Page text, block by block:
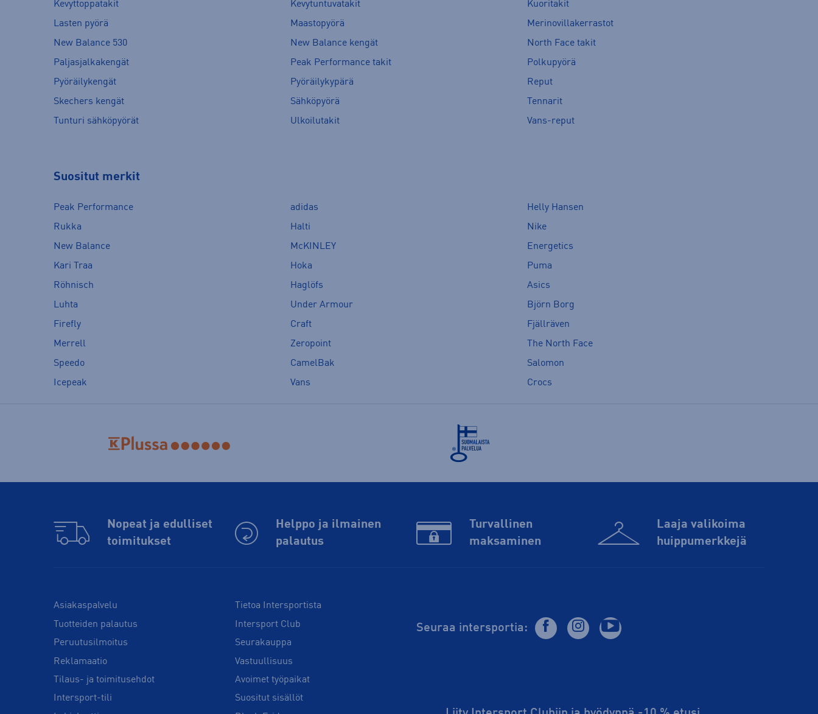
Kevyttoppatakit
Kevytuntuvatakit
Kuoritakit
Lasten pyörä
Maastopyörä
Merinovillakerrastot
New Balance 530
New Balance kengät
North Face takit
Paljasjalkakengät
Peak Performance takit
Polkupyörä
Pyöräilykengät
Pyöräilykypärä
Reput
Skechers kengät
Sähköpyörä
Tennarit
Tunturi sähköpyörät
Ulkoilutakit Vans-reput
Suositut merkit
Peak Performance adidas
Helly Hansen
Rukka
Halti
Nike
New Balance
McKINLEY
Energetics
Kari Traa
Hoka
Puma
Röhnisch
Haglöfs
Asics
Luhta
Under Armour
Björn Borg
Firefly
Craft
Fjällräven
Merrell
Zeropoint
The North Face
Speedo
CamelBak
Salomon
Icepeak
Vans Crocs
Nopeat ja edulliset
toimitukset
Helppo ja ilmainen
palautus
Turvallinen
maksaminen
Laaja valikoima
huippu­merkkejä
Asiakaspalvelu
Tuotteiden palautus
Peruutusilmoitus
Reklamaatio
Tilaus- ja toimitusehdot
Intersport-tili
Tietoa Intersportista
Intersport Club
Seurakauppa
Vastuullisuus
Avoimet työpaikat
Suositut sisällöt
Seuraa intersportia: